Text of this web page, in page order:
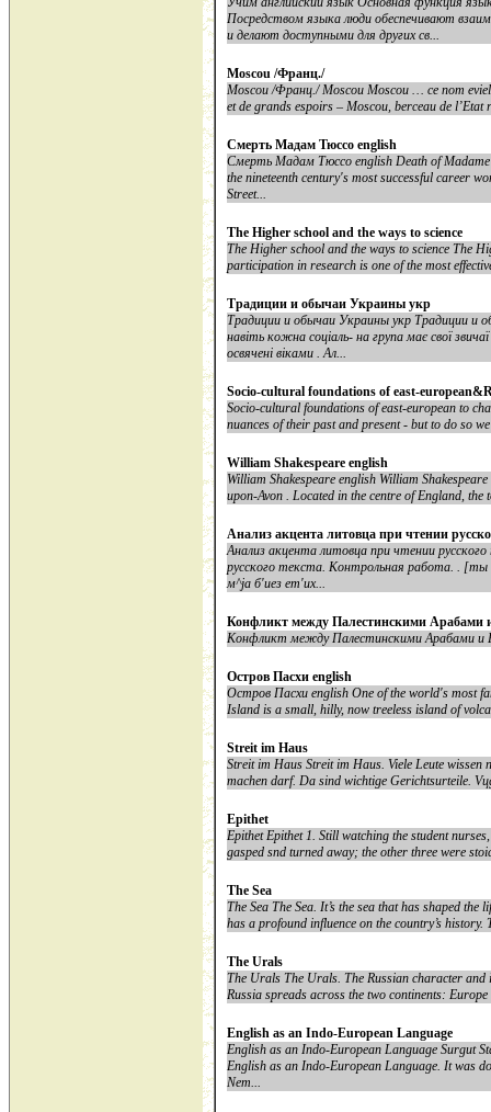
Посредством языка люди обеспечивают
и делают доступными для других св...
Moscou /Франц./
Moscou /Франц./ Moscou Moscou … ce nom
et de grands espoirs – Moscou, berceau de
Смерть Мадам Тюссо english
Смерть Мадам Тюссо english Death of Madame
the nineteenth century's most successful career
Street...
The Higher school and the ways to science
The Higher school and the ways to science The
participation in research is one of the most
Традиции и обычаи Украины укр
Традиции и обычаи Украины укр Традиции и
навіть кожна соціаль- на група має свої
освячені віками . Ал...
Socio-cultural foundations of east-
Socio-cultural foundations of east-european to
nuances of their past and present - but to do so
William Shakespeare english
William Shakespeare english William
upon-Avon . Located in the centre of England,
Анализ акцента литовца при чтении
Анализ акцента литовца при чтении
русского текста. Контрольная работа. .
м^jа б'иез ет'их...
Конфликт между Палестинскими Арабами
Конфликт между Палестинскими Арабами и
Остров Пасхи english
Остров Пасхи english One of the world's most
Island is a small, hilly, now treeless island of
Streit im Haus
Streit im Haus Streit im Haus. Viele Leute
machen darf. Da sind wichtige Gerichtsurteile.
Epithet
Epithet Epithet 1. Still watching the student
gasped snd turned away; the other three were
The Sea
The Sea The Sea. It’s the sea that has shaped
has a profound influence on the country’s history.
The Urals
The Urals The Urals. The Russian character and
Russia spreads across the two continents:
English as an Indo-European Language
English as an Indo-European Language Surgut
English as an Indo-European Language. It was
Nem...